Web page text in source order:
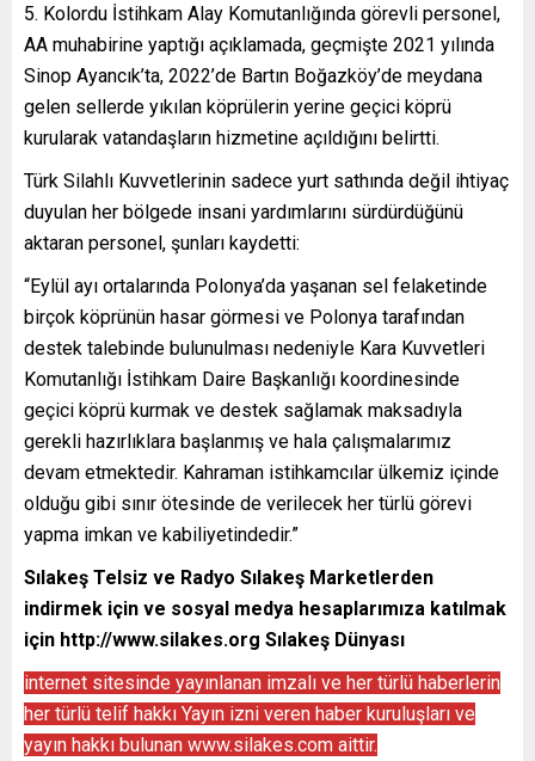
5. Kolordu İstihkam Alay Komutanlığında görevli personel,
AA muhabirine yaptığı açıklamada, geçmişte 2021 yılında
Sinop Ayancık’ta, 2022’de Bartın Boğazköy’de meydana
gelen sellerde yıkılan köprülerin yerine geçici köprü
kurularak vatandaşların hizmetine açıldığını belirtti.
Türk Silahlı Kuvvetlerinin sadece yurt sathında değil ihtiyaç
duyulan her bölgede insani yardımlarını sürdürdüğünü
aktaran personel, şunları kaydetti:
“Eylül ayı ortalarında Polonya’da yaşanan sel felaketinde
birçok köprünün hasar görmesi ve Polonya tarafından
destek talebinde bulunulması nedeniyle Kara Kuvvetleri
Komutanlığı İstihkam Daire Başkanlığı koordinesinde
geçici köprü kurmak ve destek sağlamak maksadıyla
gerekli hazırlıklara başlanmış ve hala çalışmalarımız
devam etmektedir. Kahraman istihkamcılar ülkemiz içinde
olduğu gibi sınır ötesinde de verilecek her türlü görevi
yapma imkan ve kabiliyetindedir.”
Sılakeş Telsiz ve Radyo Sılakeş Marketlerden
indirmek için ve sosyal medya hesaplarımıza katılmak
için http://www.silakes.org Sılakeş Dünyası
internet sitesinde yayınlanan imzalı ve her türlü haberlerin
her türlü telif hakkı Yayın izni veren haber kuruluşları ve
yayın hakkı bulunan www.silakes.com aittir.